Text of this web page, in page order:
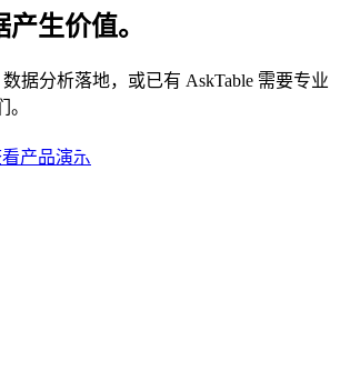
生价值。
据分析落地，或已有 AskTable 需要专业
产品演示